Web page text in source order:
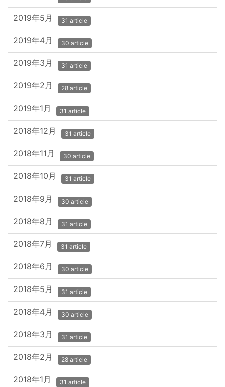
2019年5月 31 article
2019年4月 30 article
2019年3月 31 article
2019年2月 28 article
2019年1月 31 article
2018年12月 31 article
2018年11月 30 article
2018年10月 31 article
2018年9月 30 article
2018年8月 31 article
2018年7月 31 article
2018年6月 30 article
2018年5月 31 article
2018年4月 30 article
2018年3月 31 article
2018年2月 28 article
2018年1月 31 article